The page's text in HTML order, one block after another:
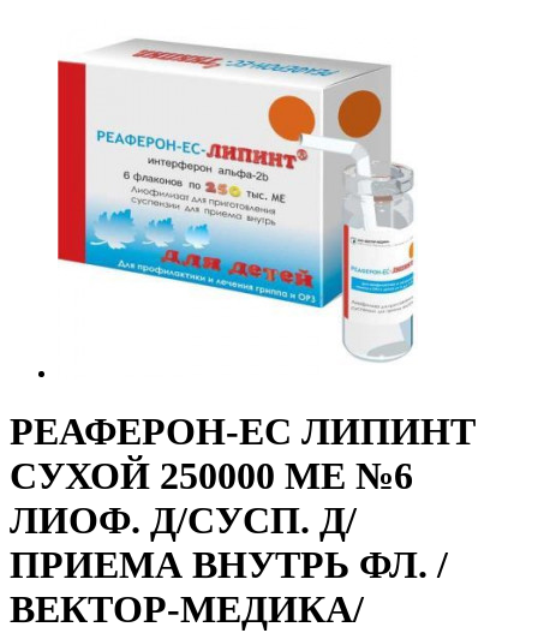
РЕАФЕРОН-ЕС ЛИПИНТ
СУХОЙ 250000 МЕ №6
ЛИОФ. Д/СУСП. Д/
ПРИЕМА ВНУТРЬ ФЛ. /
ВЕКТОР-МЕДИКА/